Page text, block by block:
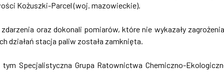
Kożuszki-Parcel (woj. mazowieckie).
oraz dokonali pomiarów, które nie wykazały
działań stacja paliw została zamknięta.
Specjalistyczna Grupa Ratownictwa Chemiczno-